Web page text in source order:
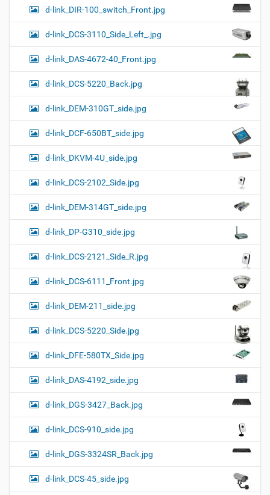
d-link_DIR-100_switch_Front.jpg
d-link_DCS-3110_Side_Left_.jpg
d-link_DAS-4672-40_Front.jpg
d-link_DCS-5220_Back.jpg
d-link_DEM-310GT_side.jpg
d-link_DCF-650BT_side.jpg
d-link_DKVM-4U_side.jpg
d-link_DCS-2102_Side.jpg
d-link_DEM-314GT_side.jpg
d-link_DP-G310_side.jpg
d-link_DCS-2121_Side_R.jpg
d-link_DCS-6111_Front.jpg
d-link_DEM-211_side.jpg
d-link_DCS-5220_Side.jpg
d-link_DFE-580TX_Side.jpg
d-link_DAS-4192_side.jpg
d-link_DGS-3427_Back.jpg
d-link_DCS-910_side.jpg
d-link_DGS-3324SR_Back.jpg
d-link_DCS-45_side.jpg